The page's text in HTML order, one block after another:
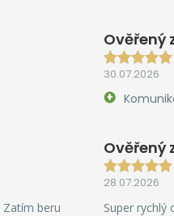
Ověřený
30.07.2026
beru
Ověřený
28.07.2026
Super rychlý